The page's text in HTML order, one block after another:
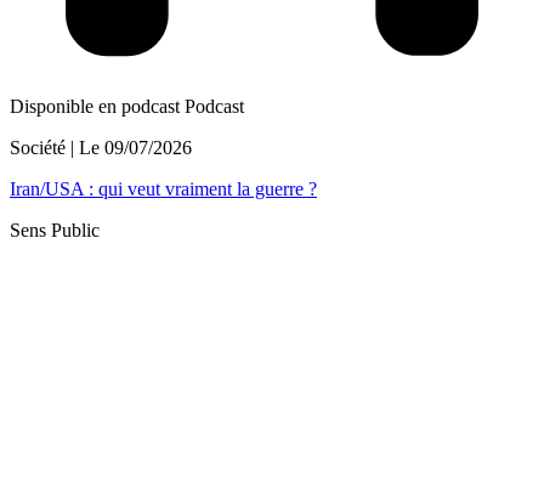
Disponible en podcast Podcast
Société | Le 09/07/2026
Iran/USA : qui veut vraiment la guerre ?
Sens Public